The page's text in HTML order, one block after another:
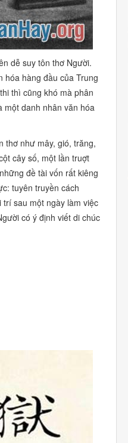
dễ suy tôn thơ Người.
hóa hàng đầu của Trung
thì cũng khó mà phân
một danh nhân văn hóa
thơ như mây, gió, trăng,
cây số, một lần truợt
đề tài vốn rất kiêng
tuyên truyền cách
sau một ngày làm việc
có ý định viết di chúc